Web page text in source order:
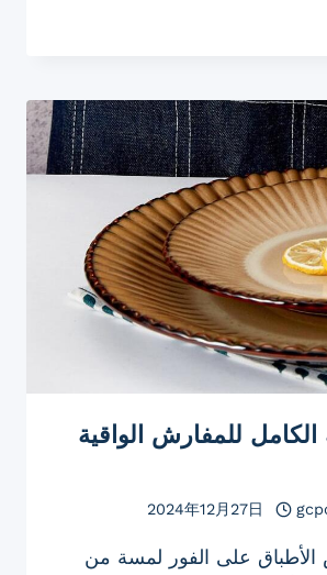
الكامل للمفارش الواقية
2024年12月27日
على الفور لمسة من